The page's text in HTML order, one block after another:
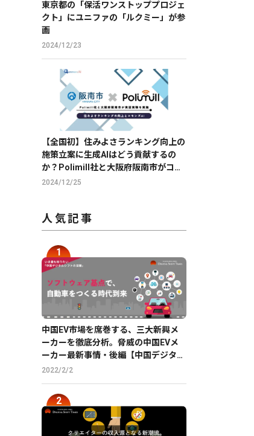
東京都の「保活ワンストッププロジェ
クト」にユニファの「ルクミー」が参
画
2024/12/23
【全国初】住みよさランキング向上の
施策立案に生成AIはどう貢献するの
か？Polimill社と大阪府阪南市がコモ
ンズAIを用いて実証実験を実施
2024/12/25
人気記事
中国EV市場を席巻する、三大新興メ
ーカーを徹底分析。脅威の中国EVメ
ーカー最新事情・後編【中国デジタル
企業最前線】
2022/2/2